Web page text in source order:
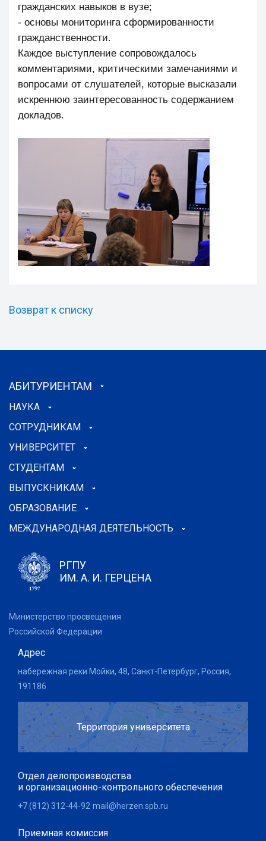
гражданских навыков в вузе;
- основы мониторинга сформированности
гражданственности.
Каждое выступление сопровождалось
комментариями, критическими замечаниями и
вопросами от слушателей, которые высказали
искреннюю заинтересованность содержанием
докладов.
Возврат к списку
АБИТУРИЕНТАМ
НАУКА
СОТРУДНИКАМ
УНИВЕРСИТЕТ
СТУДЕНТАМ
ВЫПУСКНИКАМ
ОБРАЗОВАНИЕ
МЕЖДУНАРОДНАЯ ДЕЯТЕЛЬНОСТЬ
РГПУ
ИМ. А. И. ГЕРЦЕНА
Министерство просвещения
Российской Федерации
Адрес
набережная реки Мойки, 48, Санкт-Петербург, Россия,
191186
Территория университета
Отдел делопроизводства
и организационно-контрольного обеспечения
+7 (812) 312-44-92 mail@herzen.spb.ru
Приемная комиссия